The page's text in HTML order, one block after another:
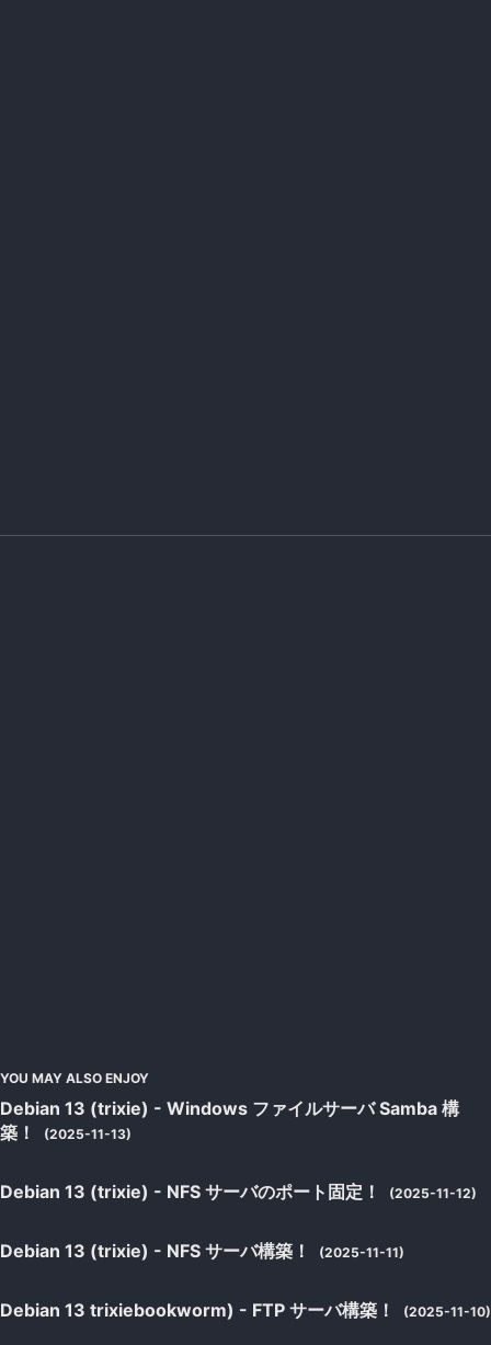
YOU MAY ALSO ENJOY
Debian 13 (trixie) - Windows ファイルサーバ Samba 構
築！
(2025-11-13)
Debian 13 (trixie) - NFS サーバのポート固定！ (2025-11-12)
Debian 13 (trixie) - NFS サーバ構築！ (2025-11-11)
Debian 13 trixiebookworm) - FTP サーバ構築！ (2025-11-10)